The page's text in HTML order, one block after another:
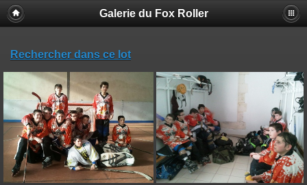
Galerie du Fox Roller
Rechercher dans ce lot